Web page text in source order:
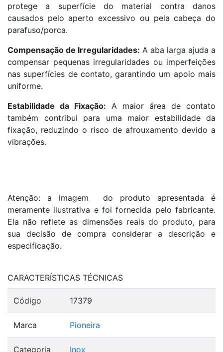
protege a superfície do material contra danos
causados pelo aperto excessivo ou pela cabeça do
parafuso/porca.
Compensação de Irregularidades: A aba larga ajuda a
compensar pequenas irregularidades ou imperfeições
nas superfícies de contato, garantindo um apoio mais
uniforme.
Estabilidade da Fixação: A maior área de contato
também contribui para uma maior estabilidade da
fixação, reduzindo o risco de afrouxamento devido a
vibrações.
Atenção: a imagem do produto apresentada é
meramente ilustrativa e foi fornecida pelo fabricante.
Ela não reflete as dimensões reais do produto, para
sua decisão de compra considerar a descrição e
especificação.
CARACTERÍSTICAS TÉCNICAS
Código 17379
Marca Pioneira
Categoria Inox